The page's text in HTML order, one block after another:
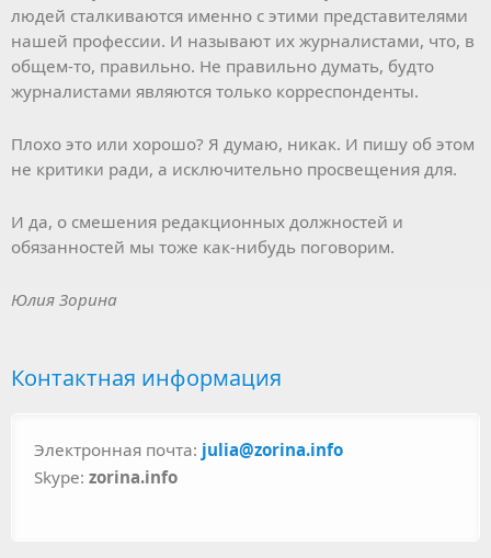
людей сталкиваются именно с этими представителями
нашей профессии. И называют их журналистами, что, в
общем-то, правильно. Не правильно думать, будто
журналистами являются только корреспонденты.
Плохо это или хорошо? Я думаю, никак. И пишу об этом
не критики ради, а исключительно просвещения для.
И да, о смешения редакционных должностей и
обязанностей мы тоже как-нибудь поговорим.
Юлия Зорина
Контактная информация
Электронная почта: julia@zorina.info
Skype: zorina.info